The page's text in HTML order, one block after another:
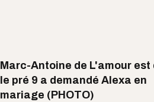
Marc-Antoine de L'amour est
le pré 9 a demandé Alexa en
mariage (PHOTO)